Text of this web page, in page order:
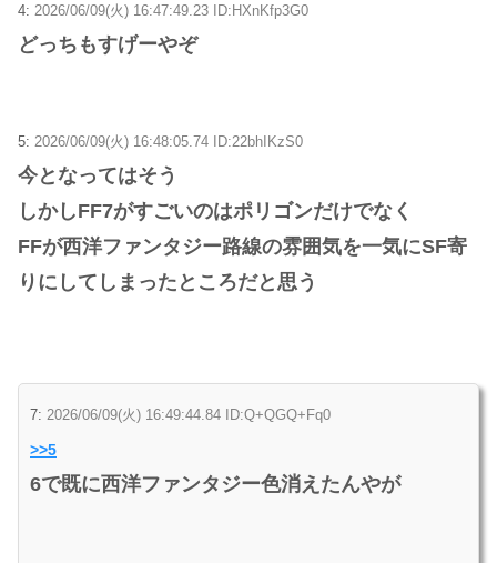
4: 2026/06/09(火) 16:47:49.23 ID:HXnKfp3G0
どっちもすげーやぞ
5: 2026/06/09(火) 16:48:05.74 ID:22bhIKzS0
今となってはそう
しかしFF7がすごいのはポリゴンだけでなく
FFが西洋ファンタジー路線の雰囲気を一気にSF寄
りにしてしまったところだと思う
7: 2026/06/09(火) 16:49:44.84 ID:Q+QGQ+Fq0
>>5
6で既に西洋ファンタジー色消えたんやが